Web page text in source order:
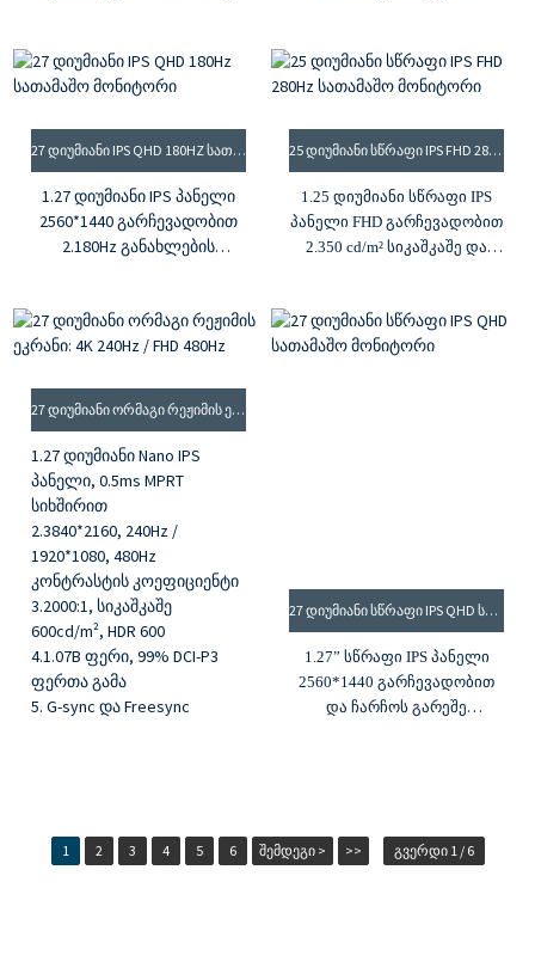
1000:1 კონტრასტის
თანაფარდობა
8 ბიტიანი ფერის
სიღრმე, 16.7 მილიონი
ფერი
95% DCI-P3 ფერთა გამა
HDMI და DP შეყვანები
თანაფარდობა და 350 კდ/
მ² სიკაშკაშე
5. G-sync და Freesync
27 ᲓᲘᲣᲛᲘᲐᲜᲘ IPS QHD 180HZ ᲡᲐᲗᲐᲛᲐᲨᲝ ᲛᲝᲜᲘᲢᲝᲠᲘ
1.27 დიუმიანი IPS პანელი
2560*1440 გარჩევადობით
2.180Hz განახლების
თანაფარდობა, 350cd/m²
სიკაშკაშე
5. G-sync და Freesync
25 ᲓᲘᲣᲛᲘᲐᲜᲘ ᲡᲬᲠᲐᲤᲘ IPS FHD 280HZ ᲡᲐᲗᲐᲛᲐᲨᲝ ᲛᲝᲜᲘᲢᲝᲠᲘ
1.25 დიუმიანი სწრაფი IPS
პანელი FHD გარჩევადობით
2.350 cd/m² სიკაშკაშე და
3.280Hz განახლების
სიხშირე
27 ᲓᲘᲣᲛᲘᲐᲜᲘ ᲝᲠᲛᲐᲒᲘ ᲠᲔᲟᲘᲛᲘᲡ ᲔᲙᲠᲐᲜᲘ: 4K 240HZ / FHD 480HZ
1.27 დიუმიანი Nano IPS
პანელი, 0.5ms MPRT
სიხშირით
2.3840*2160, 240Hz /
1920*1080, 480Hz
კონტრასტის კოეფიციენტი
3.2000:1, სიკაშკაშე
600cd/m², HDR 600
4.1.07B ფერი, 99% DCI-P3
ფერთა გამა
5. G-sync და Freesync
27 ᲓᲘᲣᲛᲘᲐᲜᲘ ᲡᲬᲠᲐᲤᲘ IPS QHD ᲡᲐᲗᲐᲛᲐᲨᲝ ᲛᲝᲜᲘᲢᲝᲠᲘ
1.27” სწრაფი IPS პანელი
2560*1440 გარჩევადობით
და ჩარჩოს გარეშე
ტექნოლოგიები
4.1.07B ფერი და 99% DCI-P3
1 2 3 4 5 6 შემდეგი > >> გვერდი 1 / 6